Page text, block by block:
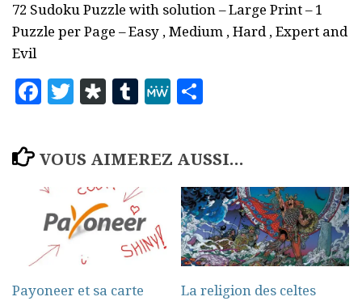
72 Sudoku Puzzle with solution – Large Print – 1
Puzzle per Page – Easy , Medium , Hard , Expert and
Evil
Facebook
Twitter
Diaspora
Tumblr
MeWe
VOUS AIMEREZ AUSSI...
Payoneer et sa carte
La religion des celtes